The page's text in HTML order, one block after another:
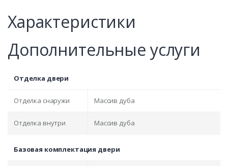
Характеристики
Дополнительные услуги
Отделка двери
Отделка снаружи Массив дуба
Отделка внутри Массив дуба
Базовая комплектация двери